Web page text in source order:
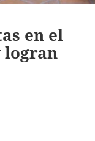
en el
logran